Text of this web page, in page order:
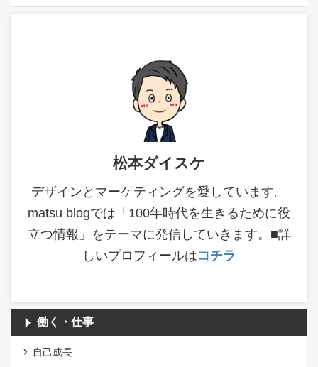
松本ダイスケ
デザインとマーケティングを愛しています。
matsu blogでは「100年時代を生きるために役
立つ情報」をテーマに発信していきます。■詳
しいプロフィールはコチラ
働く・仕事
自己成長